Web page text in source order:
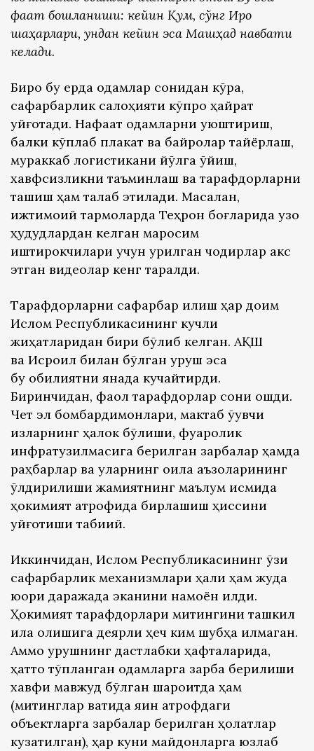
фақат бошланиши: кейин Қум, сўнг Ироқ
шаҳарлари, ундан кейин эса Машҳад навбати
келади.
Бироқ бу ерда одамлар сонидан кўра,
сафарбарлик салоҳияти кўпроқ ҳайрат
уйғотади. Нафақат одамларни уюштириш,
балки кўплаб плакат ва байроқлар тайёрлаш,
мураккаб логистикани йўлга қўйиш,
хавфсизликни таъминлаш ва тарафдорларни
ташиш ҳам талаб этилади. Масалан,
ижтимоий тармоқларда Теҳрон боғларида узоқ
ҳудудлардан келган маросим
иштирокчилари учун қурилган чодирлар акс
этган видеолар кенг тарқалди.
Тарафдорларни сафарбар қилиш ҳар доим
Ислом Республикасининг кучли
жиҳатларидан бири бўлиб келган. АҚШ
ва Исроил билан бўлган уруш эса
бу қобилиятни янада кучайтирди.
Биринчидан, фаол тарафдорлар сони ошди.
Чет эл бомбардимонлари, мактаб ўқувчи
қизларнинг ҳалок бўлиши, фуқаролик
инфратузилмасига берилган зарбалар ҳамда
раҳбарлар ва уларнинг оила аъзоларининг
ўлдирилиши жамиятнинг маълум қисмида
ҳокимият атрофида бирлашиш ҳиссини
уйғотиши табиий.
Иккинчидан, Ислом Республикасининг ўзи
сафарбарлик механизмлари ҳали ҳам жуда
юқори даражада эканини намоён қилди.
Ҳокимият тарафдорлари митингини ташкил
қила олишига деярли ҳеч ким шубҳа қилмаган.
Аммо урушнинг дастлабки ҳафталарида,
ҳатто тўпланган одамларга зарба берилиши
хавфи мавжуд бўлган шароитда ҳам
(митинглар вақтида яқин атрофдаги
объектларга зарбалар берилган ҳолатлар
кузатилган), ҳар куни майдонларга юзлаб